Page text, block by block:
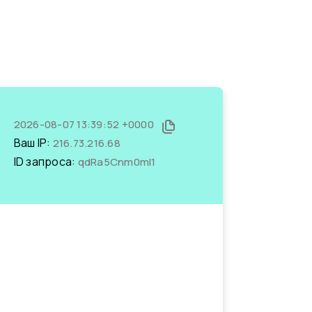
2026-08-07 13:39:52 +0000
Ваш IP: 216.73.216.68
ID запроса: qdRa5Cnm0mI1